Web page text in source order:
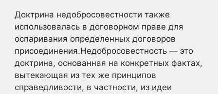
Доктрина недобросовестности также
использовалась в договорном праве для
оспаривания определенных договоров
присоединения.Недобросовестность — это
доктрина, основанная на конкретных фактах,
вытекающая из тех же принципов
справедливости, в частности, из идеи